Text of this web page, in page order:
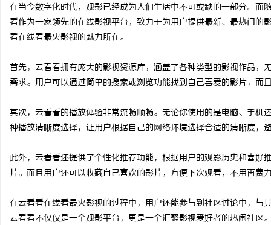
在当今数字化时代，观影已经成为人们生活中不可或缺的一部分。
看作为一家领先的在线影视平台，致力于为用户提供最新、最热门
看在线看最火影视的魅力所在。
首先，云看看拥有庞大的影视资源库，涵盖了各种类型的影视作品
需求。用户可以通过简单的搜索或浏览功能找到自己喜爱的影片，而
其次，云看看的播放体验非常流畅顺畅。无论你使用的是电脑、手
种播放清晰度选择，让用户根据自己的网络环境选择合适的清晰度，
此外，云看看还提供了个性化推荐功能，根据用户的观影历史和喜
片。而且用户还可以收藏自己喜欢的影片，方便下次观看，不用再费
在云看看在线看最火影视的过程中，用户还能参与到社区讨论中，
云看看不仅仅是一个观影平台，更是一个汇聚影视爱好者的热闹社区